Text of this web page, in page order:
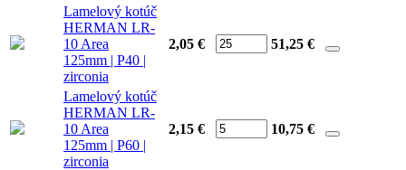
Lamelový kotúč
HERMAN LR-
10 Area
125mm | P40 |
zirconia
2,05 € 51,25 €
Lamelový kotúč
HERMAN LR-
10 Area
125mm | P60 |
zirconia
2,15 € 10,75 €